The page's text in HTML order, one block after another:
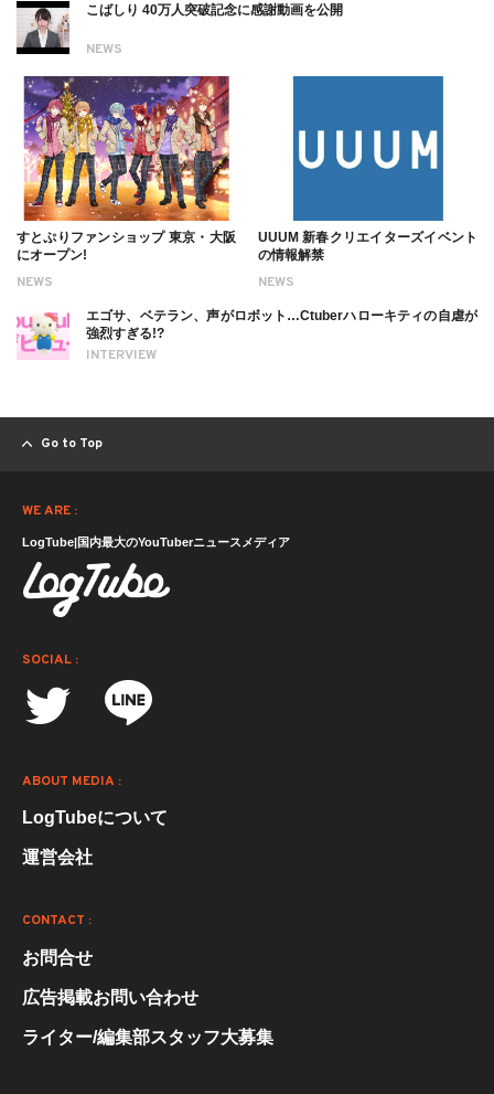
NEWS
こばしり 40万人突破記念に感謝動画を公開
NEWS
すとぷりファンショップ 東京・大阪
にオープン!
NEWS
UUUM 新春クリエイターズイベント
の情報解禁
INTERVIEW
エゴサ、ベテラン、声がロボット…Ctuberハローキティの自虐が
強烈すぎる!?
Go to Top
WE ARE :
LogTube|国内最大のYouTuberニュースメディア
SOCIAL :
ABOUT MEDIA :
LogTubeについて
運営会社
CONTACT :
お問合せ
広告掲載お問い合わせ
ライター/編集部スタッフ大募集